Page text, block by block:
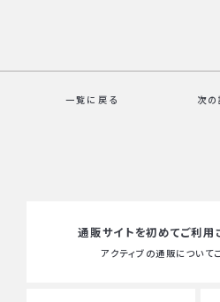
一覧に戻る 次
通販サイトを初めてご利用
アクティブの通販について